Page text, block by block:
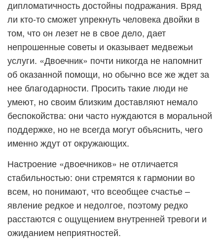
дипломатичность достойны подражания. Вряд
ли кто-то сможет упрекнуть человека двойки в
том, что он лезет не в свое дело, дает
непрошенные советы и оказывает медвежьи
услуги. «Двоечник» почти никогда не напомнит
об оказанной помощи, но обычно все же ждет за
нее благодарности. Просить такие люди не
умеют, но своим близким доставляют немало
беспокойства: они часто нуждаются в моральной
поддержке, но не всегда могут объяснить, чего
именно ждут от окружающих.
Настроение «двоечников» не отличается
стабильностью: они стремятся к гармонии во
всем, но понимают, что всеобщее счастье –
явление редкое и недолгое, поэтому редко
расстаются с ощущением внутренней тревоги и
ожиданием неприятностей.